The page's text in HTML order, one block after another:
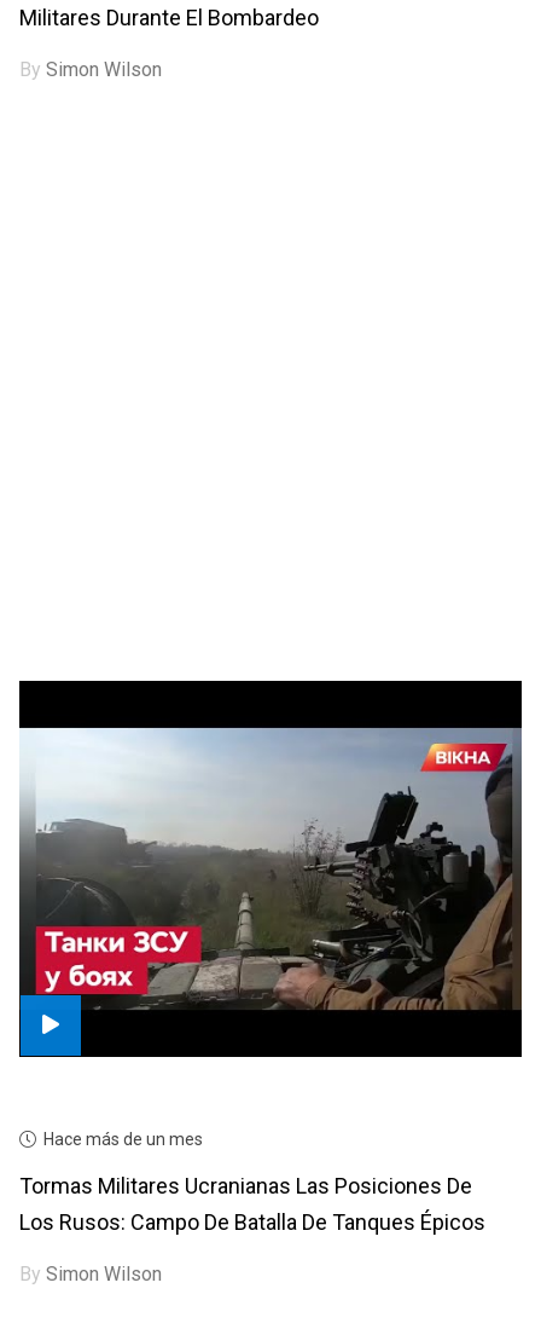
Militares Durante El Bombardeo
BySimon Wilson
Hace más de un mes
Tormas Militares Ucranianas Las Posiciones De
Los Rusos: Campo De Batalla De Tanques Épicos
BySimon Wilson